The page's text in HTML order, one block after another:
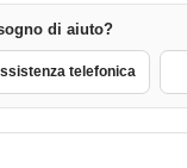
di aiuto?
telefonica